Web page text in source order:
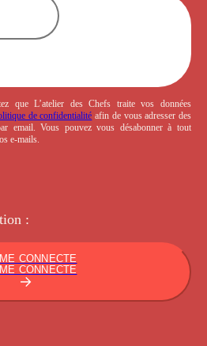
que L’atelier des Chefs traite vos données
de confidentialité afin de vous adresser des
email. Vous pouvez vous désabonner à tout
e-mails.
:
CONNECTE
CONNECTE